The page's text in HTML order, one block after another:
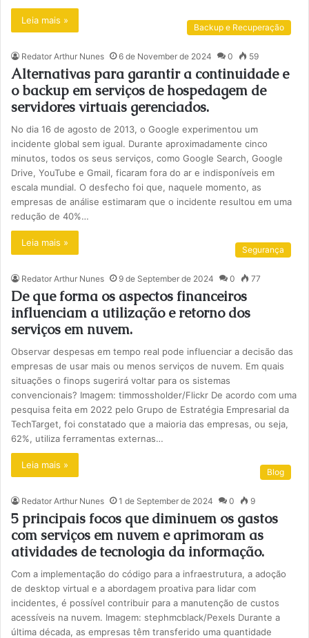
Leia mais »
Backup e Recuperação
Redator Arthur Nunes 6 de November de 2024 0 59
Alternativas para garantir a continuidade e
o backup em serviços de hospedagem de
servidores virtuais gerenciados.
No dia 16 de agosto de 2013, o Google experimentou um
incidente global sem igual. Durante aproximadamente cinco
minutos, todos os seus serviços, como Google Search, Google
Drive, YouTube e Gmail, ficaram fora do ar e indisponíveis em
escala mundial. O desfecho foi que, naquele momento, as
empresas de análise estimaram que o incidente resultou em uma
redução de 40%…
Leia mais »
Segurança
Redator Arthur Nunes 9 de September de 2024 0 77
De que forma os aspectos financeiros
influenciam a utilização e retorno dos
serviços em nuvem.
Observar despesas em tempo real pode influenciar a decisão das
empresas de usar mais ou menos serviços de nuvem. Em quais
situações o finops sugerirá voltar para os sistemas
convencionais? Imagem: timmossholder/Flickr De acordo com uma
pesquisa feita em 2022 pelo Grupo de Estratégia Empresarial da
TechTarget, foi constatado que a maioria das empresas, ou seja,
62%, utiliza ferramentas externas…
Leia mais »
Blog
Redator Arthur Nunes 1 de September de 2024 0 9
5 principais focos que diminuem os gastos
com serviços em nuvem e aprimoram as
atividades de tecnologia da informação.
Com a implementação do código para a infraestrutura, a adoção
de desktop virtual e a abordagem proativa para lidar com
incidentes, é possível contribuir para a manutenção de custos
acessíveis na nuvem. Imagem: stephmcblack/Pexels Durante a
última década, as empresas têm transferido uma quantidade